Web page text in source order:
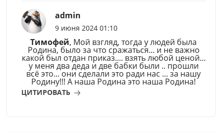
admin
9 июня 2024 01:10
Тимофей, Мой взгляд, тогда у людей была
Родина, было за что сражаться... и не важно
какой был отдан приказ.... взять любой ценой...
у меня два деда и две бабки были .. прошли
всё это... они сделали это ради нас ... за нашу
Родину!!! А наша Родина это наша Родина!
ЦИТИРОВАТЬ